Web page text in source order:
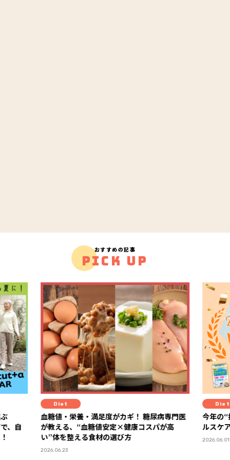
おすすめの記事
PICK UP
門医
高
Diet
今年の“推しヘルスケア”が決定！ 「FYTTEヘ
ルスケア大賞2026」ランキング発表
2026.06.01
“がん
康”へ
アに注